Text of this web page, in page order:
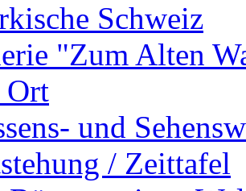
Schweiz
"Zum Alten
Ort
und
/ Zeittafel